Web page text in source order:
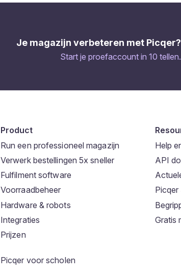
Je magazijn verbeteren met Picqer?
Start je proefaccount in 10 tellen.
Product
Run een professioneel magazijn
Verwerk bestellingen 5x sneller
Fulfilment software
Voorraadbeheer
Hardware & robots
Integraties
Prijzen
Picqer voor scholen
Help
API
Picqer
Gratis